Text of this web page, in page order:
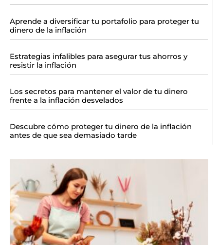
Aprende a diversificar tu portafolio para proteger tu
dinero de la inflación
Estrategias infalibles para asegurar tus ahorros y
resistir la inflación
Los secretos para mantener el valor de tu dinero
frente a la inflación desvelados
Descubre cómo proteger tu dinero de la inflación
antes de que sea demasiado tarde